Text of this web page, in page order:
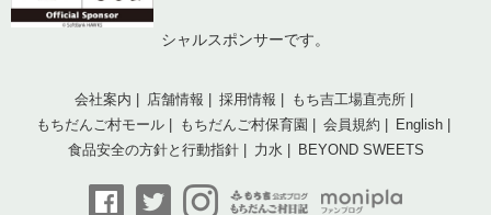
シャルスポンサーです。
会社案内 店舗情報 採用情報
もち吉工場直売所
もちだんご村モール
もちだんご村保育園 会員規約
English
食品安全の方針と行動指針
力水 BEYOND SWEETS